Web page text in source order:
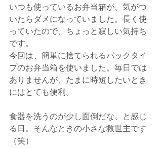
いつも使っているお弁当箱が、気がつ
いたらダメになっていました。長く使
っていたので、ちょっと寂しい気持ち
です。
今回は、簡単に捨てられるパックタイ
プのお弁当箱を使いました。毎日では
ありませんが、たまに時短したいとき
にはとても便利。
食器を洗うのが少し面倒だな、と感じ
る日。そんなときの小さな救世主です
（笑）